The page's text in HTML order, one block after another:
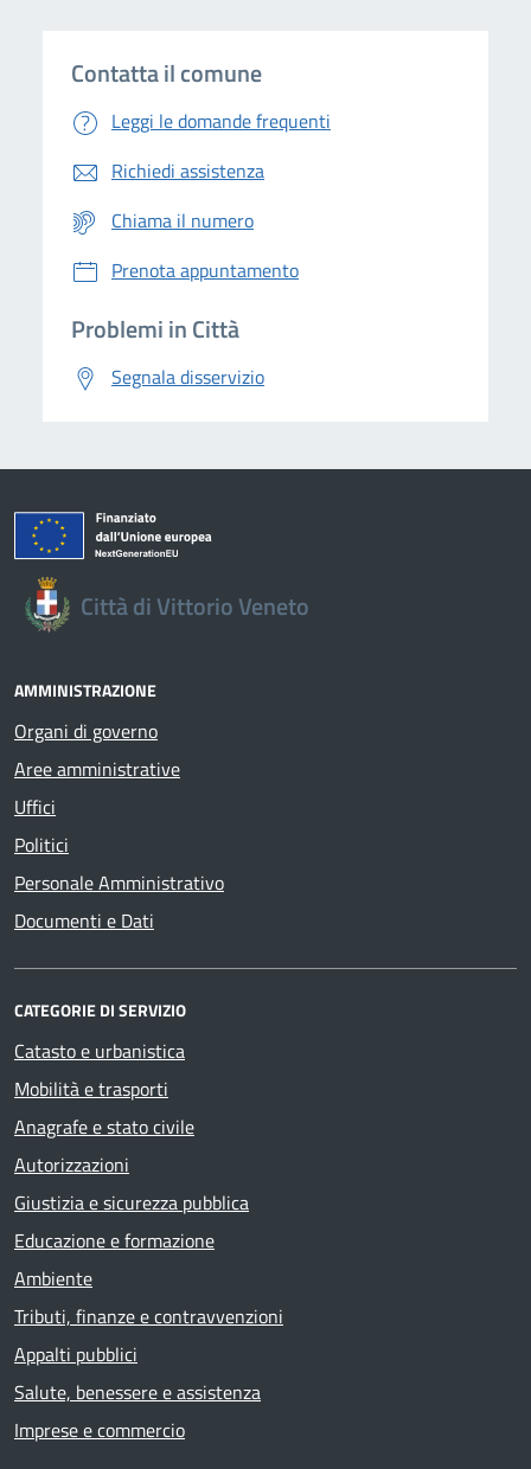
Contatta il comune
Leggi le domande frequenti
Richiedi assistenza
Chiama il numero
Prenota appuntamento
Problemi in Città
Segnala disservizio
Città di Vittorio Veneto
AMMINISTRAZIONE
Organi di governo
Aree amministrative
Uffici
Politici
Personale Amministrativo
Documenti e Dati
CATEGORIE DI SERVIZIO
Catasto e urbanistica
Mobilità e trasporti
Anagrafe e stato civile
Autorizzazioni
Giustizia e sicurezza pubblica
Educazione e formazione
Ambiente
Tributi, finanze e contravvenzioni
Appalti pubblici
Salute, benessere e assistenza
Imprese e commercio